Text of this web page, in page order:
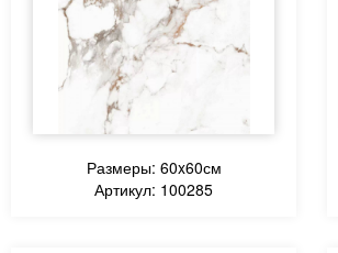
Размеры: 60x60см
Артикул: 100285